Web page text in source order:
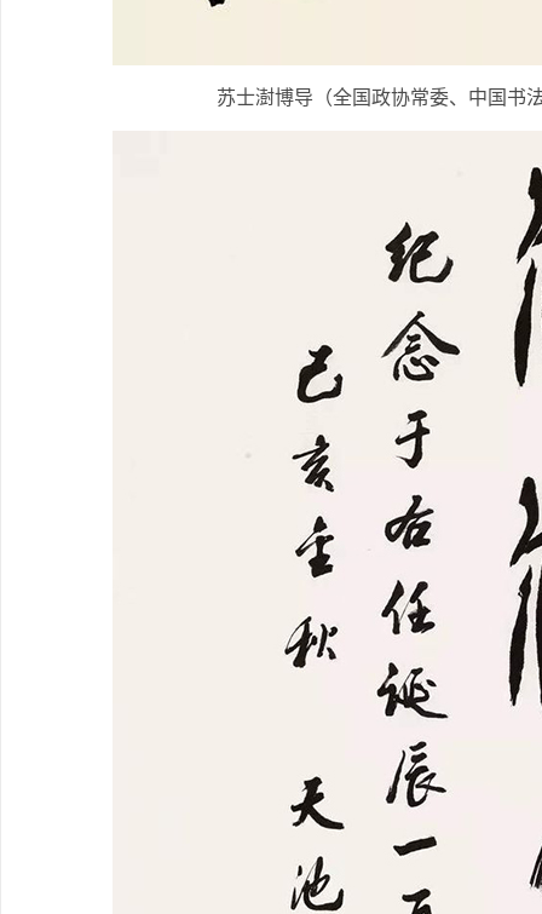
苏士澍博导（全国政协常委、中国书